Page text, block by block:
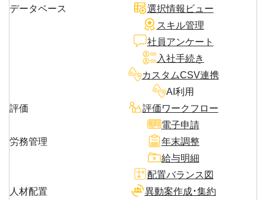
データベース
選択情報ビュー
スキル管理
社員アンケート
入社手続き
カスタムCSV連携
AI利用
評価
評価ワークフロー
労務管理
電子申請
年末調整
給与明細
人材配置
配置バランス図
異動案作成・集約